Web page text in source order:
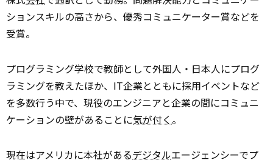
ションスキルの高さから、優秀コミュニケーター賞などを
受賞。
プログラミング学校で教師として外国人・日本人にプログ
ラミングを教えたほか、IT企業とともに採用イベントなど
を多数行う中で、現役のエンジニアと企業の間にコミュニ
ケーションの壁があることに気が付く 。
現在はアメリカに本社があるデジタルエージェンシーでプ